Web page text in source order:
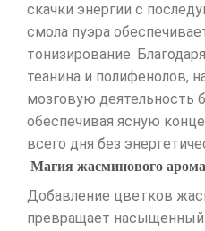
скачки энергии с
смола пуэра
тонизирование.
теанина и полифенолов,
мозговую деятельность
обеспечивая ясную
всего дня без
Магия жасминового
Добавление цветков
превращает насыщенный